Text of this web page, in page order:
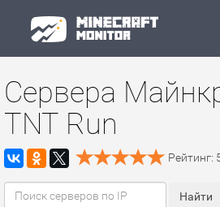
Сервера
TNT Run
Рейтинг: